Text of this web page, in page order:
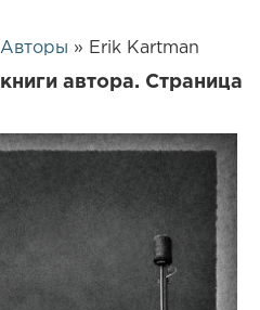
Авторы » Erik Kartman
автора. Страница